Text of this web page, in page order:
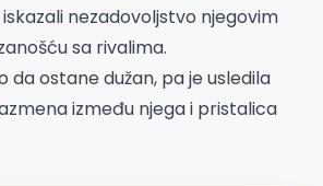
nezadovoljstvo njegovim
sa rivalima.
da ostane dužan, pa je usledila
između njega i pristalica